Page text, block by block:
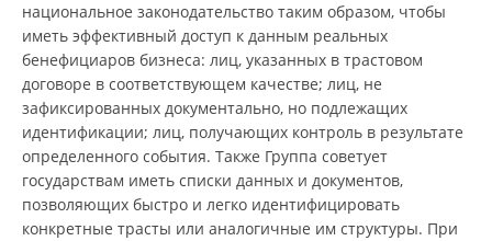
национальное законодательство таким образом, чтобы
иметь эффективный доступ к данным реальных
бенефициаров бизнеса: лиц, указанных в трастовом
договоре в соответствующем качестве; лиц, не
зафиксированных документально, но подлежащих
идентификации; лиц, получающих контроль в результате
определенного события. Также Группа советует
государствам иметь списки данных и документов,
позволяющих быстро и легко идентифицировать
конкретные трасты или аналогичные им структуры. При